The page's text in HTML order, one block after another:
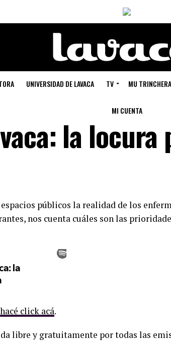
UNIVERSIDAD DE LAVACA TV MU
MI CUENTA
la
públicos la realidad de los
nos cuenta cuáles son las
hacé click acá.
libre y gratuitamente por todas las